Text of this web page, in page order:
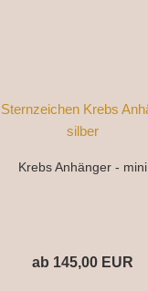
Krebs Anhänger - mini
ab 145,00 EUR